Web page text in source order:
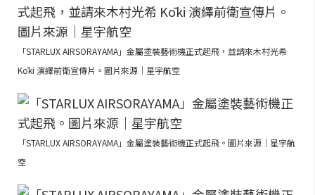
「STARLUX AIRSORAYAMA」金屬塗裝藝術機正式起飛，並請來木村光希
Kōki 演繹前衛宣傳片。圖片來源｜星宇航空
「STARLUX AIRSORAYAMA」金屬塗裝藝術機正式起飛。圖片來源｜星宇航
空